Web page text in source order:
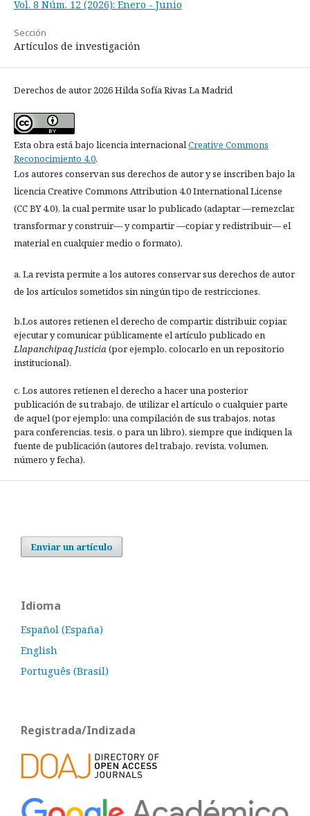
Vol. 8 Núm. 12 (2026): Enero - Junio
Sección
Artículos de investigación
Derechos de autor 2026 Hilda Sofía Rivas La Madrid
Esta obra está bajo licencia internacional Creative Commons
Reconocimiento 4.0.
Los autores conservan sus derechos de autor y se inscriben bajo la
licencia Creative Commons Attribution 4.0 International License
(CC BY 4.0), la cual permite usar lo publicado (adaptar —remezclar,
transformar y construir— y compartir —copiar y redistribuir— el
material en cualquier medio o formato).
a. La revista permite a los autores conservar sus derechos de autor
de los artículos sometidos sin ningún tipo de restricciones.
b.Los autores retienen el derecho de compartir, distribuir, copiar,
ejecutar y comunicar públicamente el artículo publicado en
Llapanchipaq Justicia (por ejemplo, colocarlo en un repositorio
institucional).
c. Los autores retienen el derecho a hacer una posterior
publicación de su trabajo, de utilizar el artículo o cualquier parte
de aquel (por ejemplo: una compilación de sus trabajos, notas
para conferencias, tesis, o para un libro), siempre que indiquen la
fuente de publicación (autores del trabajo, revista, volumen,
número y fecha).
Enviar un artículo
Idioma
Español (España)
English
Português (Brasil)
Registrada/Indizada